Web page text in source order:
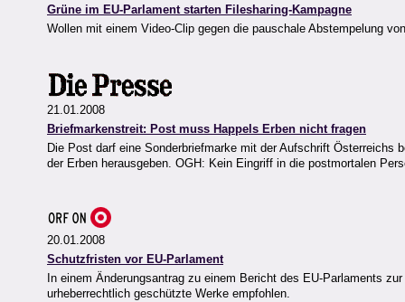
Grüne im EU-Parlament starten Filesharing-Kampagne
Wollen mit einem Video-Clip gegen die pauschale Abstempelung
21.01.2008
Briefmarkenstreit: Post muss Happels Erben nicht fragen
Die Post darf eine Sonderbriefmarke mit der Aufschrift
der Erben herausgeben. OGH: Kein Eingriff in die postmortalen
20.01.2008
Schutzfristen vor EU-Parlament
In einem Änderungsantrag zu einem Bericht des EU-Parlaments
urheberrechtlich geschützte Werke empfohlen.